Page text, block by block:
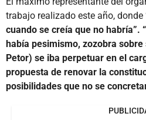
trabajo realizado este año, donde
cuando se creía que no habría”.
había pesimismo, zozobra
Petor) se iba perpetuar en el
propuesta de renovar la
posibilidades que no se